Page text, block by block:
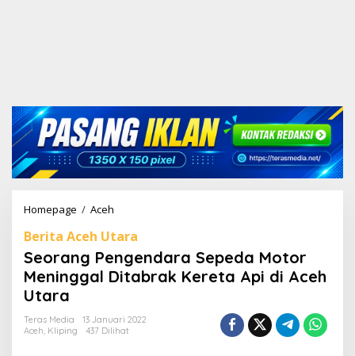
Homepage / Aceh
o
r
a
n
e
n
Berita Aceh Utara
Seorang Pengendara Sepeda Motor
Meninggal Ditabrak Kereta Api di Aceh
Utara
Teras Media
13 Januari 2022
Aceh, Kliping 437 Dilihat